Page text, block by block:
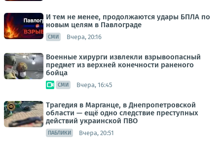
И тем не менее, продолжаются удары БПЛА по
новым целям в Павлограде
СМИ Вчера, 20:16
Военные хирурги извлекли взрывоопасный
предмет из верхней конечности раненого
бойца
СМИ Вчера, 16:45
Трагедия в Марганце, в Днепропетровской
области — ещё одно следствие преступных
действий украинской ПВО
ПАБЛИКИ Вчера, 20:51